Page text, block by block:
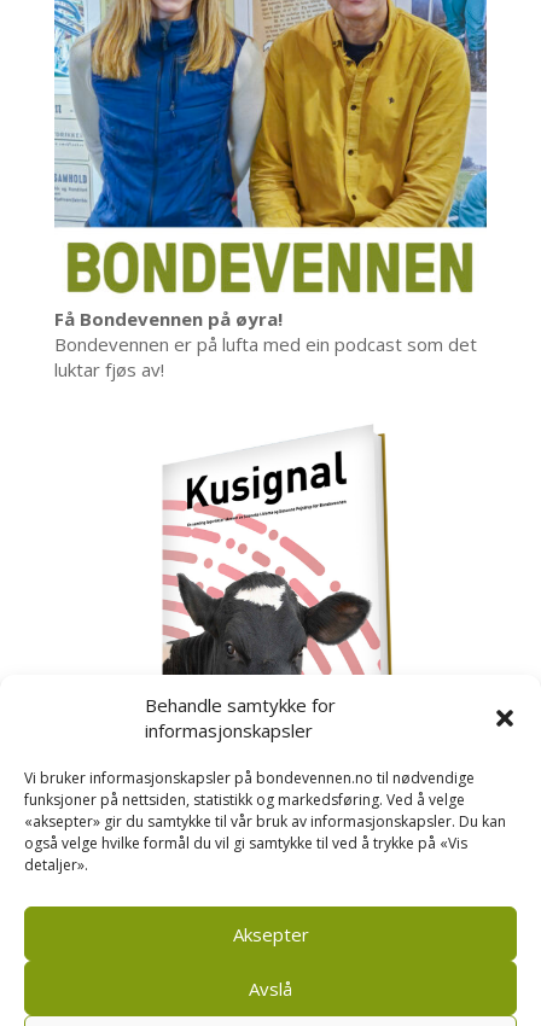
Behandle samtykke for
informasjonskapsler
Vi bruker informasjonskapsler på bondevennen.no til nødvendige
funksjoner på nettsiden, statistikk og markedsføring. Ved å velge
«aksepter» gir du samtykke til vår bruk av informasjonskapsler. Du kan
også velge hvilke formål du vil gi samtykke til ved å trykke på «Vis
detaljer».
Aksepter
Avslå
Få Bondevennen på øyra!
Bondevennen er på lufta med ein podcast som det
luktar fjøs av!
Kusignal
om kusignal i eit eige hefte.